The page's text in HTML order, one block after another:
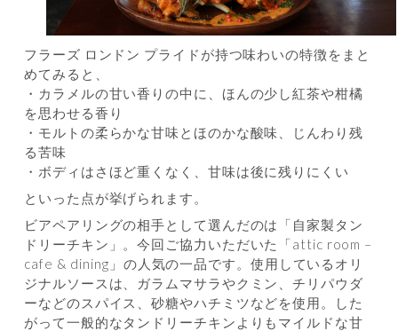
フラーズ ロンドン プライドが持つ味わいの特徴をまと
めてみると、
・カラメルの甘い香りの中に、ほんの少し紅茶や柑橘
を思わせる香り
・モルトの柔らかな甘味とほのかな酸味、じんわり残
る苦味
・ボディはさほど重くなく、甘味は後に残りにくい
といった点が挙げられます。
ビアペアリングの相手として選んだのは「自家製タン
ドリーチキン」。今回ご協力いただいた「attic room –
cafe & dining」の人気の一品です。使用しているオリ
ジナルソースは、ガラムマサラやクミン、チリパウダ
ーなどのスパイス、砂糖やハチミツなどを使用。した
がって一般的なタンドリーチキンよりもマイルドな甘